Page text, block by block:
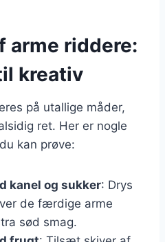
arme riddere:
kreativ
på utallige måder,
ret. Her er nogle
kan prøve:
kanel og sukker: Drys
de færdige arme
sød smag.